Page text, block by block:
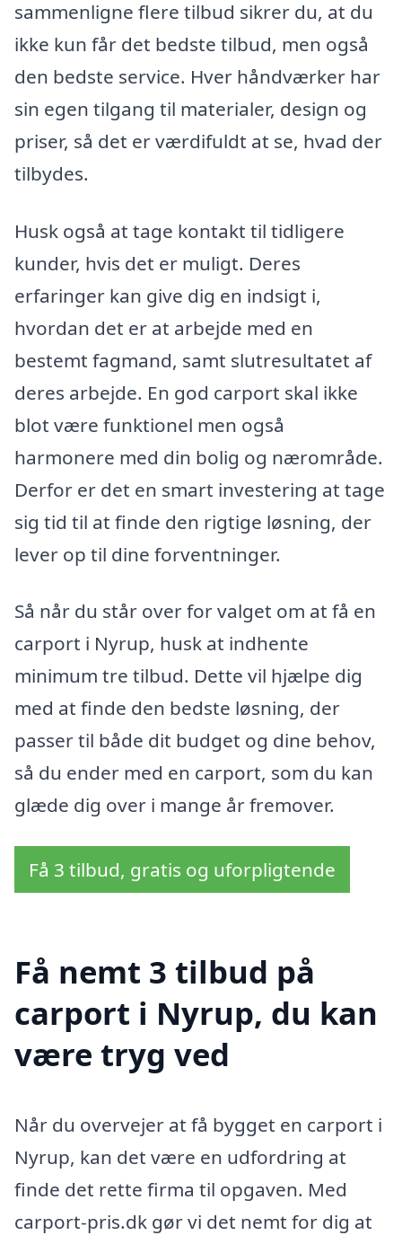
sammenligne flere tilbud sikrer du, at du
ikke kun får det bedste tilbud, men også
den bedste service. Hver håndværker har
sin egen tilgang til materialer, design og
priser, så det er værdifuldt at se, hvad der
tilbydes.
Husk også at tage kontakt til tidligere
kunder, hvis det er muligt. Deres
erfaringer kan give dig en indsigt i,
hvordan det er at arbejde med en
bestemt fagmand, samt slutresultatet af
deres arbejde. En god carport skal ikke
blot være funktionel men også
harmonere med din bolig og nærområde.
Derfor er det en smart investering at tage
sig tid til at finde den rigtige løsning, der
lever op til dine forventninger.
Så når du står over for valget om at få en
carport i Nyrup, husk at indhente
minimum tre tilbud. Dette vil hjælpe dig
med at finde den bedste løsning, der
passer til både dit budget og dine behov,
så du ender med en carport, som du kan
glæde dig over i mange år fremover.
Få 3 tilbud, gratis og uforpligtende
Få nemt 3 tilbud på
carport i Nyrup, du kan
være tryg ved
Når du overvejer at få bygget en carport i
Nyrup, kan det være en udfordring at
finde det rette firma til opgaven. Med
carport-pris.dk gør vi det nemt for dig at